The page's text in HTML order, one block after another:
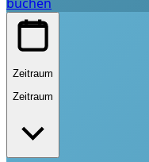
Zeitraum
Zeitraum